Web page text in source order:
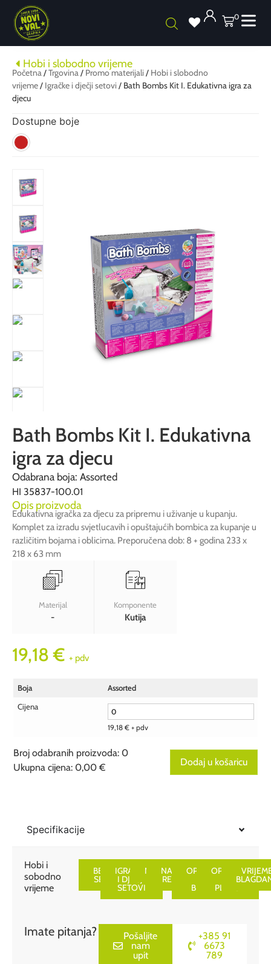
0
Hobi i slobodno vrijeme
Početna/Trgovina/ Promo materijali / Hobi i slobodno
vrijeme/ Igračke i dječji setovi / Bath Bombs Kit I. Edukativna igra za
djecu
Dostupne boje
Bath Bombs Kit I. Edukativna
igra za djecu
Odabrana boja: Assorted
HI 35837-100.01
Opis proizvoda
Edukativna igračka za djecu za pripremu i uživanje u kupanju.
Komplet za izradu svjetlucavih i opuštajućih bombica za kupanje u
različitim bojama i oblicima. Preporučena dob: 8 + godina 233 x
218 x 63 mm
Materijal
-
Komponente
Kutija
19,18€ + pdv
Boja
Assorted
Cijena
19,18 € + pdv
Broj odabranih proizvoda: 0
Ukupna cijena: 0,00 €
total
Dodaj u košaricu
Specifikacije
Hobi i
sobodno
vrijeme
BEAUTY
SETOVI
IGRAČKE
I DJEČJI
SETOVI
NAOČALENAVIJAČKI
REKVIZITI
OPREMA
BICIKL
OPREMA
PLAŽU
Imate pitanja?
Pošaljite
nam
upit
+385 91
6673
789